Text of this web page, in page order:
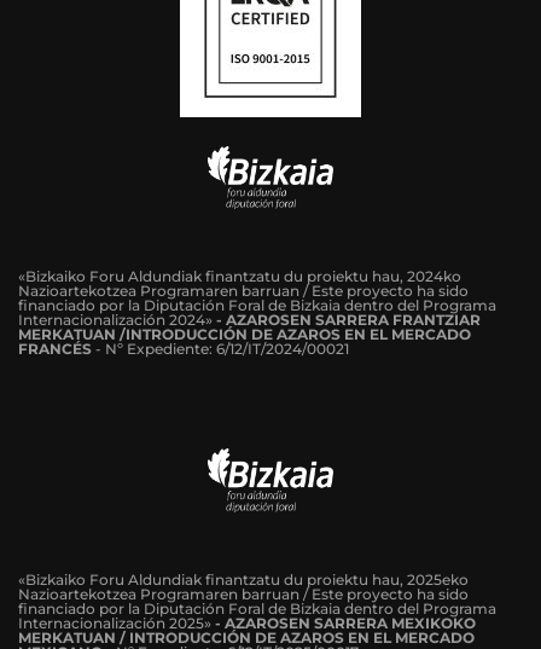
«Bizkaiko Foru Aldundiak finantzatu du proiektu hau, 2024ko
Nazioartekotzea Programaren barruan / Este proyecto ha sido
financiado por la Diputación Foral de Bizkaia dentro del Programa
Internacionalización 2024» - AZAROSEN SARRERA FRANTZIAR
MERKATUAN /INTRODUCCIÓN DE AZAROS EN EL MERCADO
FRANCÉS - Nº Expediente: 6/12/IT/2024/00021
«Bizkaiko Foru Aldundiak finantzatu du proiektu hau, 2025eko
Nazioartekotzea Programaren barruan / Este proyecto ha sido
financiado por la Diputación Foral de Bizkaia dentro del Programa
Internacionalización 2025» - AZAROSEN SARRERA MEXIKOKO
MERKATUAN / INTRODUCCIÓN DE AZAROS EN EL MERCADO